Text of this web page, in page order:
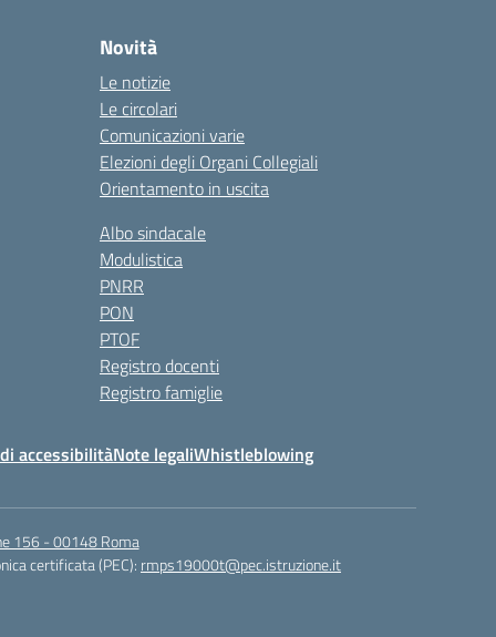
Novità
Le notizie
Le circolari
Comunicazioni varie
Elezioni degli Organi Collegiali
Orientamento in uscita
Albo sindacale
Modulistica
PNRR
PON
PTOF
Registro docenti
Registro famiglie
accessibilitàNote legaliWhistleblowing
156 - 00148 Roma
certificata (PEC): rmps19000t@pec.istruzione.it